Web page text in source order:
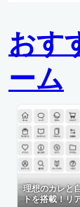
おす
ーム
理想のカレと
トを搭載！リ